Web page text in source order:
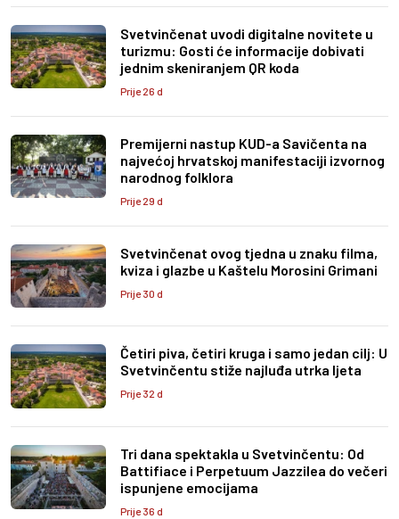
Svetvinčenat uvodi digitalne novitete u
turizmu: Gosti će informacije dobivati
jednim skeniranjem QR koda
Prije 26 d
Premijerni nastup KUD-a Savičenta na
najvećoj hrvatskoj manifestaciji izvornog
narodnog folklora
Prije 29 d
Svetvinčenat ovog tjedna u znaku filma,
kviza i glazbe u Kaštelu Morosini Grimani
Prije 30 d
Četiri piva, četiri kruga i samo jedan cilj: U
Svetvinčentu stiže najluđa utrka ljeta
Prije 32 d
Tri dana spektakla u Svetvinčentu: Od
Battifiace i Perpetuum Jazzilea do večeri
ispunjene emocijama
Prije 36 d